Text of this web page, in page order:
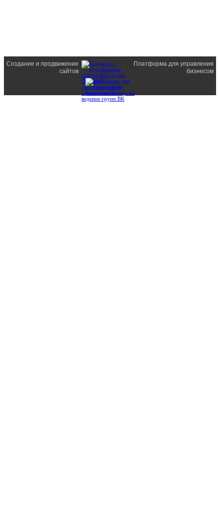
Создание и продвижение
сайтов
Платформа для управления
бизнесом